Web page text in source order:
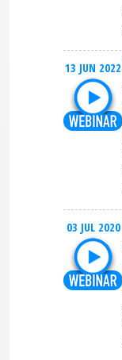
13 JUN 2022
03 JUL 2020